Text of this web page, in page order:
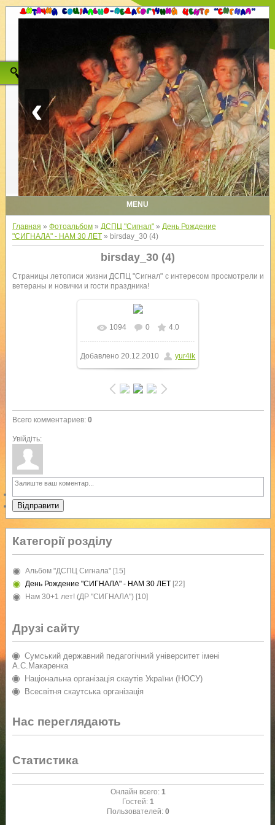
‹
MENU
Главная » Фотоальбом» ДСПЦ "Сигнал"» День Рождение
"СИГНАЛА" - НАМ 30 ЛЕТ» birsday_30 (4)
birsday_30 (4)
Страницы летописи жизни ДСПЦ "Сигнал" с интересом просмотрели и
ветераны и новички и гости праздника!
В реальном размере
1280x960/ 508.0Kb
1094 0 4.0
Добавлено 20.12.2010 yur4ik
Всего комментариев: 0
Увійдіть:
Відправити
Категорії розділу
Альбом "ДСПЦ Сигнала" [15]
День Рождение "СИГНАЛА" - НАМ 30 ЛЕТ [22]
Нам 30+1 лет! (ДР "СИГНАЛА") [10]
Друзі сайту
Сумський державний педагогічний університет імені
А.С.Макаренка
Національна організація скаутів України (НОСУ)
Всесвітня скаутська організація
Нас переглядають
Статистика
Онлайн всего: 1
Гостей: 1
Пользователей: 0